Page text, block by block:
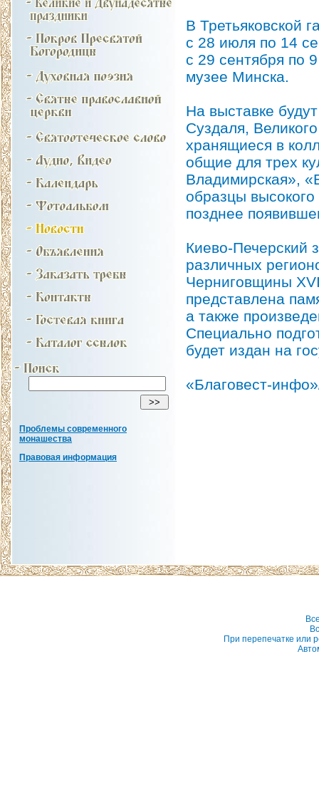
Проблемы современного
монашества
Правовая информация
В Третьяковской
с 28 июля по 14
с 29 сентября по
музее Минска.
На выставке
Суздаля,
хранящиеся в
общие для трех
Владимирская»,
образцы
позднее
Киево-Печерский
различных
Черниговщины
представлена
а также
Специально
будет издан на
«Благовест-
При перепечатке или